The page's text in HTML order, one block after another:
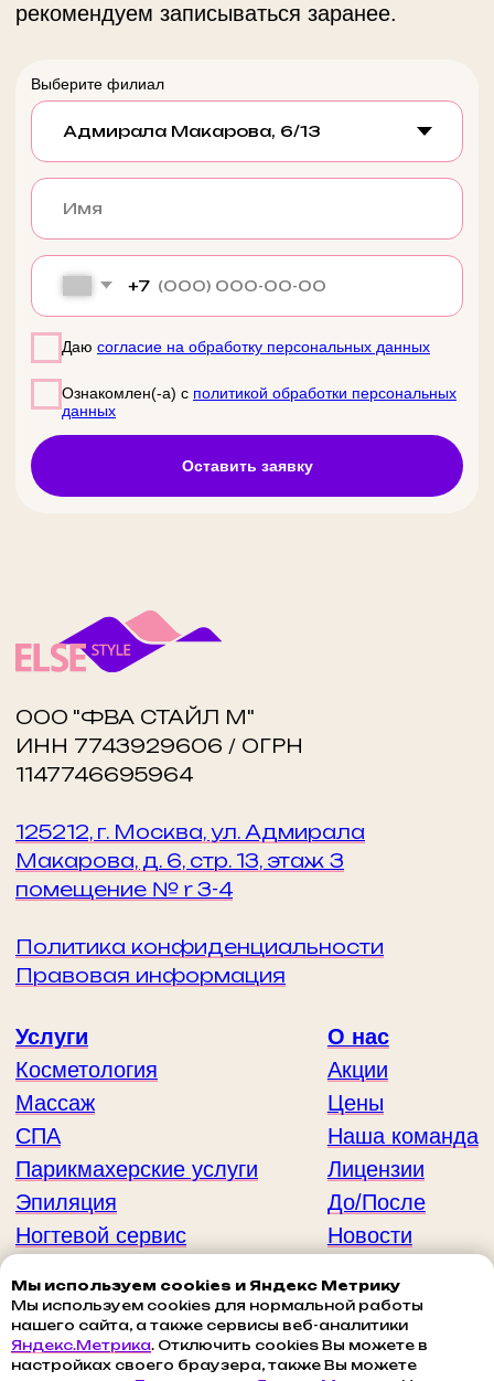
Мы используем cookies и Яндекс Метрику
Мы используем cookies для нормальной работы
нашего сайта, а также сервисы веб-аналитики
Яндекс.Метрика. Отключить cookies Вы можете в
настройках своего браузера, также Вы можете